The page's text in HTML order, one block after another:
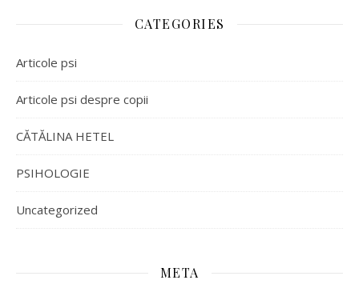
CATEGORIES
Articole psi
Articole psi despre copii
CĂTĂLINA HETEL
PSIHOLOGIE
Uncategorized
META